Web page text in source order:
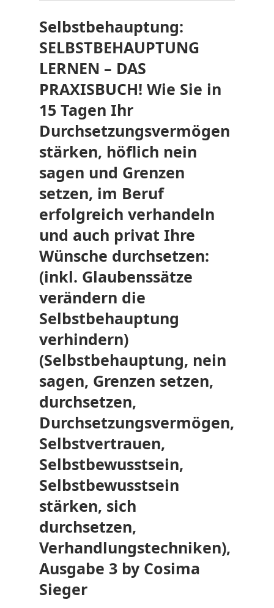
Selbstbehauptung:
SELBSTBEHAUPTUNG
LERNEN – DAS
PRAXISBUCH! Wie Sie in
15 Tagen Ihr
Durchsetzungsvermögen
stärken, höflich nein
sagen und Grenzen
setzen, im Beruf
erfolgreich verhandeln
und auch privat Ihre
Wünsche durchsetzen:
(inkl. Glaubenssätze
verändern die
Selbstbehauptung
verhindern)
(Selbstbehauptung, nein
sagen, Grenzen setzen,
durchsetzen,
Durchsetzungsvermögen,
Selbstvertrauen,
Selbstbewusstsein,
Selbstbewusstsein
stärken, sich
durchsetzen,
Verhandlungstechniken),
Ausgabe 3 by Cosima
Sieger